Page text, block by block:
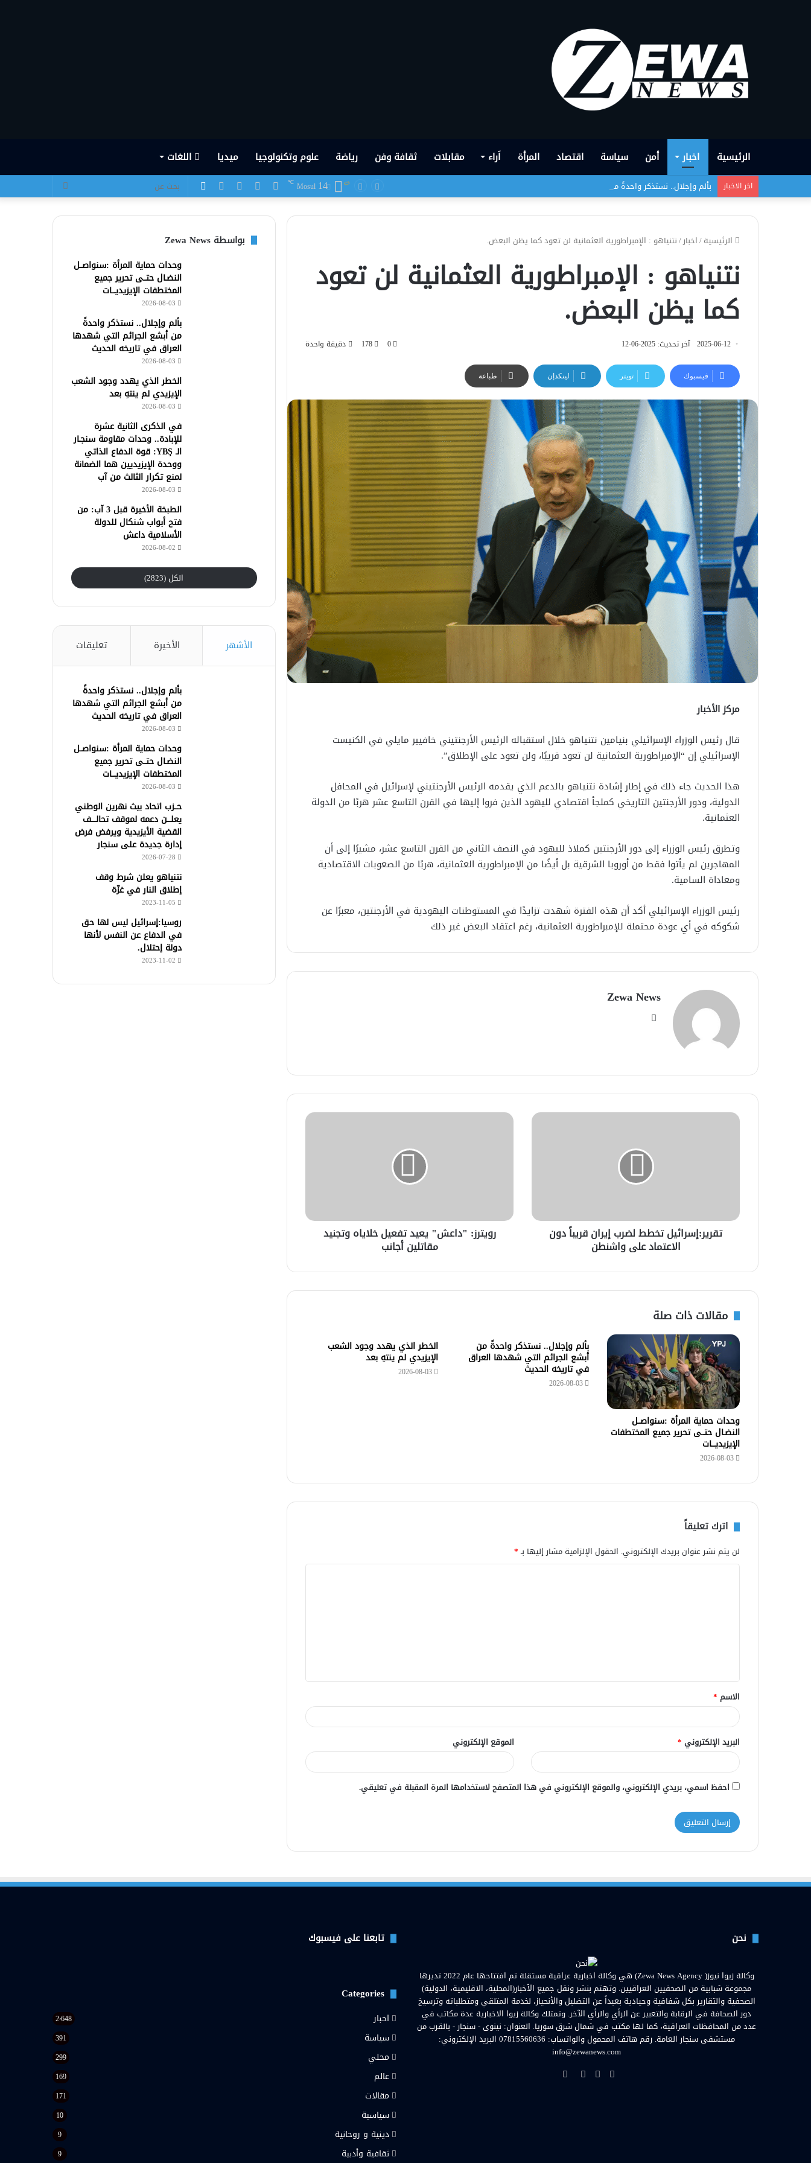
الرئيسية اخبار أمن سياسة اقتصاد المرأة اَراء مقابلات ثقافة وفن رياضة علوم وتكنولوجيا ميديا اللغات
اخر الاخبار بألم وإجلال.. نستذكر واحدةً من أبشع الجرائم التي شهدها العراق في تاريخه الحديث
الوضعانستقرام يوتيوب تويتر
فيسبوك Mosul 14
℃
الرئيسية/اخبار/نتنياهو : الإمبراطورية العثمانية لن تعود كما يظن البعض.
نتنياهو : الإمبراطورية العثمانية لن تعود
كما يظن البعض.
2025-06-12 آخر تحديث: 2025-06-12 0
178 دقيقة واحدة
فيسبوك تويتر لينكدإن طباعة
مركز الأخبار
قال رئيس الوزراء الإسرائيلي بنيامين نتنياهو خلال استقباله الرئيس الأرجنتيني خافيير مايلي في الكنيست
الإسرائيلي إن “الإمبراطورية العثمانية لن تعود قريبًا، ولن تعود على الإطلاق”.
هذا الحديث جاء ذلك في إطار إشادة نتنياهو بالدعم الذي يقدمه الرئيس الأرجنتيني لإسرائيل في المحافل
الدولية، ودور الأرجنتين التاريخي كملجأ اقتصادي لليهود الذين فروا إليها في القرن التاسع عشر هربًا من الدولة
العثمانية.
وتطرق رئيس الوزراء إلى دور الأرجنتين كملاذ لليهود في النصف الثاني من القرن التاسع عشر، مشيرًا إلى أن
المهاجرين لم يأتوا فقط من أوروبا الشرقية بل أيضًا من الإمبراطورية العثمانية، هربًا من الصعوبات الاقتصادية
ومعاداة السامية.
رئيس الوزراء الإسرائيلي أكد أن هذه الفترة شهدت تزايدًا في المستوطنات اليهودية في الأرجنتين، معبرًا عن
شكوكه في أي عودة محتملة للإمبراطورية العثمانية، رغم اعتقاد البعض غير ذلك
Zewa News
تقرير:إسرائيل تخطط لضرب إيران قريباً دون
الاعتماد على واشنطن
رويترز: "داعش" يعيد تفعيل خلاياه وتجنيد
مقاتلين أجانب
مقالات ذات صلة
وحدات حماية المرأة :سنواصــل
النضـال حتــى تحرير جميع المختطفات
الإيزيديـــات
2026-08-03
بألم وإجلال.. نستذكر واحدةً من
أبشع الجرائم التي شهدها العراق
في تاريخه الحديث
2026-08-03
الخطر الذي يهدد وجود الشعب
الإيزيدي لم ينتهِ بعد
2026-08-03
اترك تعليقاً
لن يتم نشر عنوان بريدك الإلكتروني. الحقول الإلزامية مشار إليها بـ*
ق
*
الاسم *
البريد الإلكتروني * الموقع الإلكتروني
احفظ اسمي، بريدي الإلكتروني، والموقع الإلكتروني في هذا المتصفح لاستخدامها المرة المقبلة في تعليقي.
بواسطة Zewa News
وحدات حماية المرأة :سنواصــل
النضـال حتــى تحرير جميع
المختطفات الإيزيديـــات
2026-08-03
بألم وإجلال.. نستذكر واحدةً
من أبشع الجرائم التي شهدها
العراق في تاريخه الحديث
2026-08-03
الخطر الذي يهدد وجود الشعب
الإيزيدي لم ينتهِ بعد
2026-08-03
في الذكرى الثانية عشرة
للإبادة.. وحدات مقاومة سنجـار
الـ YBŞ: قوة الدفاع الذاتي
ووحدة الإيزيديين هما الضمانة
لمنع تكرار الثالث من آب
2026-08-03
الطبخة الأخيرة قبل 3 آب: من
فتح أبواب شنكال للدولة
الأسلامية داعش
2026-08-02
الكل (2823)
الأشهر الأخيرة تعليقات
بألم وإجلال.. نستذكر واحدةً
من أبشع الجرائم التي شهدها
العراق في تاريخه الحديث
2026-08-03
وحدات حماية المرأة :سنواصــل
النضـال حتــى تحرير جميع
المختطفات الإيزيديـــات
2026-08-03
حــزب اتحاد بيث نهرين الوطني
يعلـــن دعمه لموقف تحالــــف
القضية الأيزيدية ويرفض فرض
إدارة جديدة على سنجار
2026-07-28
نتنياهو يعلن شرط وقف
إطلاق النار في غزّة
2023-11-05
روسيا:إسرائيل ليس لها حق
في الدفاع عن النفس لأنها
دولة إحتلال.
2023-11-02
نحن
وكالة زيوا نيوز( Zewa News Agency) هي وكالة اخبارية عراقية مستقلة تم افتتاحها عام 2022 تديرها
مجموعة شبابية من الصحفيين العراقيين. وتهتم بنشر ونقل جميع الأخبار(المحلية، الاقليمية، الدولية)
الصحفية والتقارير بكل شفافية وحيادية بعيداً عن التضليل والأنحياز، لخدمة المتلقي ومتطلباته وترسيخ
دور الصحافة في الرقابة والتعبير عن الرأي والرأي الآخر. وتمتلك وكالة زيوا الاخبارية عدة مكاتب في
عدد من المحافظات العراقية، كما لها مكتب في شمال شرق سوريا. العنوان: نينوى - سنجار - بالقرب من
مستشفى سنجار العامة. رقم هاتف المحمول والواتساب: 07815560636 البريد الإلكتروني:
info@zewanews.com
فيسبوك
تويتر يوتيوب
تابعنا على فيسبوك
Categories
اخبار 2٬648
سياسة 391
محلي 299
عالم 169
مقالات 171
سياسية 10
دينية و روحانية 9
ثقافية وأدبية 9